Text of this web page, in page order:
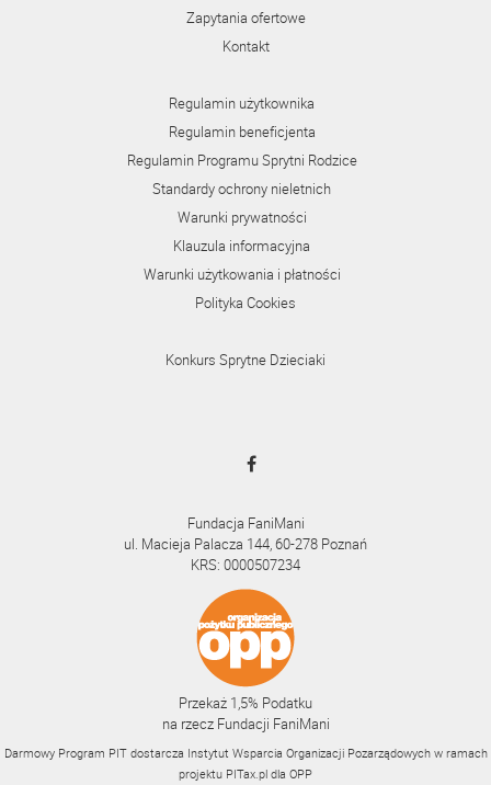
Zapytania ofertowe
Kontakt
Regulamin użytkownika
Regulamin beneficjenta
Regulamin Programu Sprytni Rodzice
Standardy ochrony nieletnich
Warunki prywatności
Klauzula informacyjna
Warunki użytkowania i płatności
Polityka Cookies
Konkurs Sprytne Dzieciaki
Fundacja FaniMani
ul. Macieja Palacza 144, 60-278 Poznań
KRS: 0000507234
Przekaż 1,5% Podatku
na rzecz Fundacji FaniMani
Darmowy Program PIT dostarcza Instytut Wsparcia Organizacji Pozarządowych w ramach
projektu PITax.pl dla OPP